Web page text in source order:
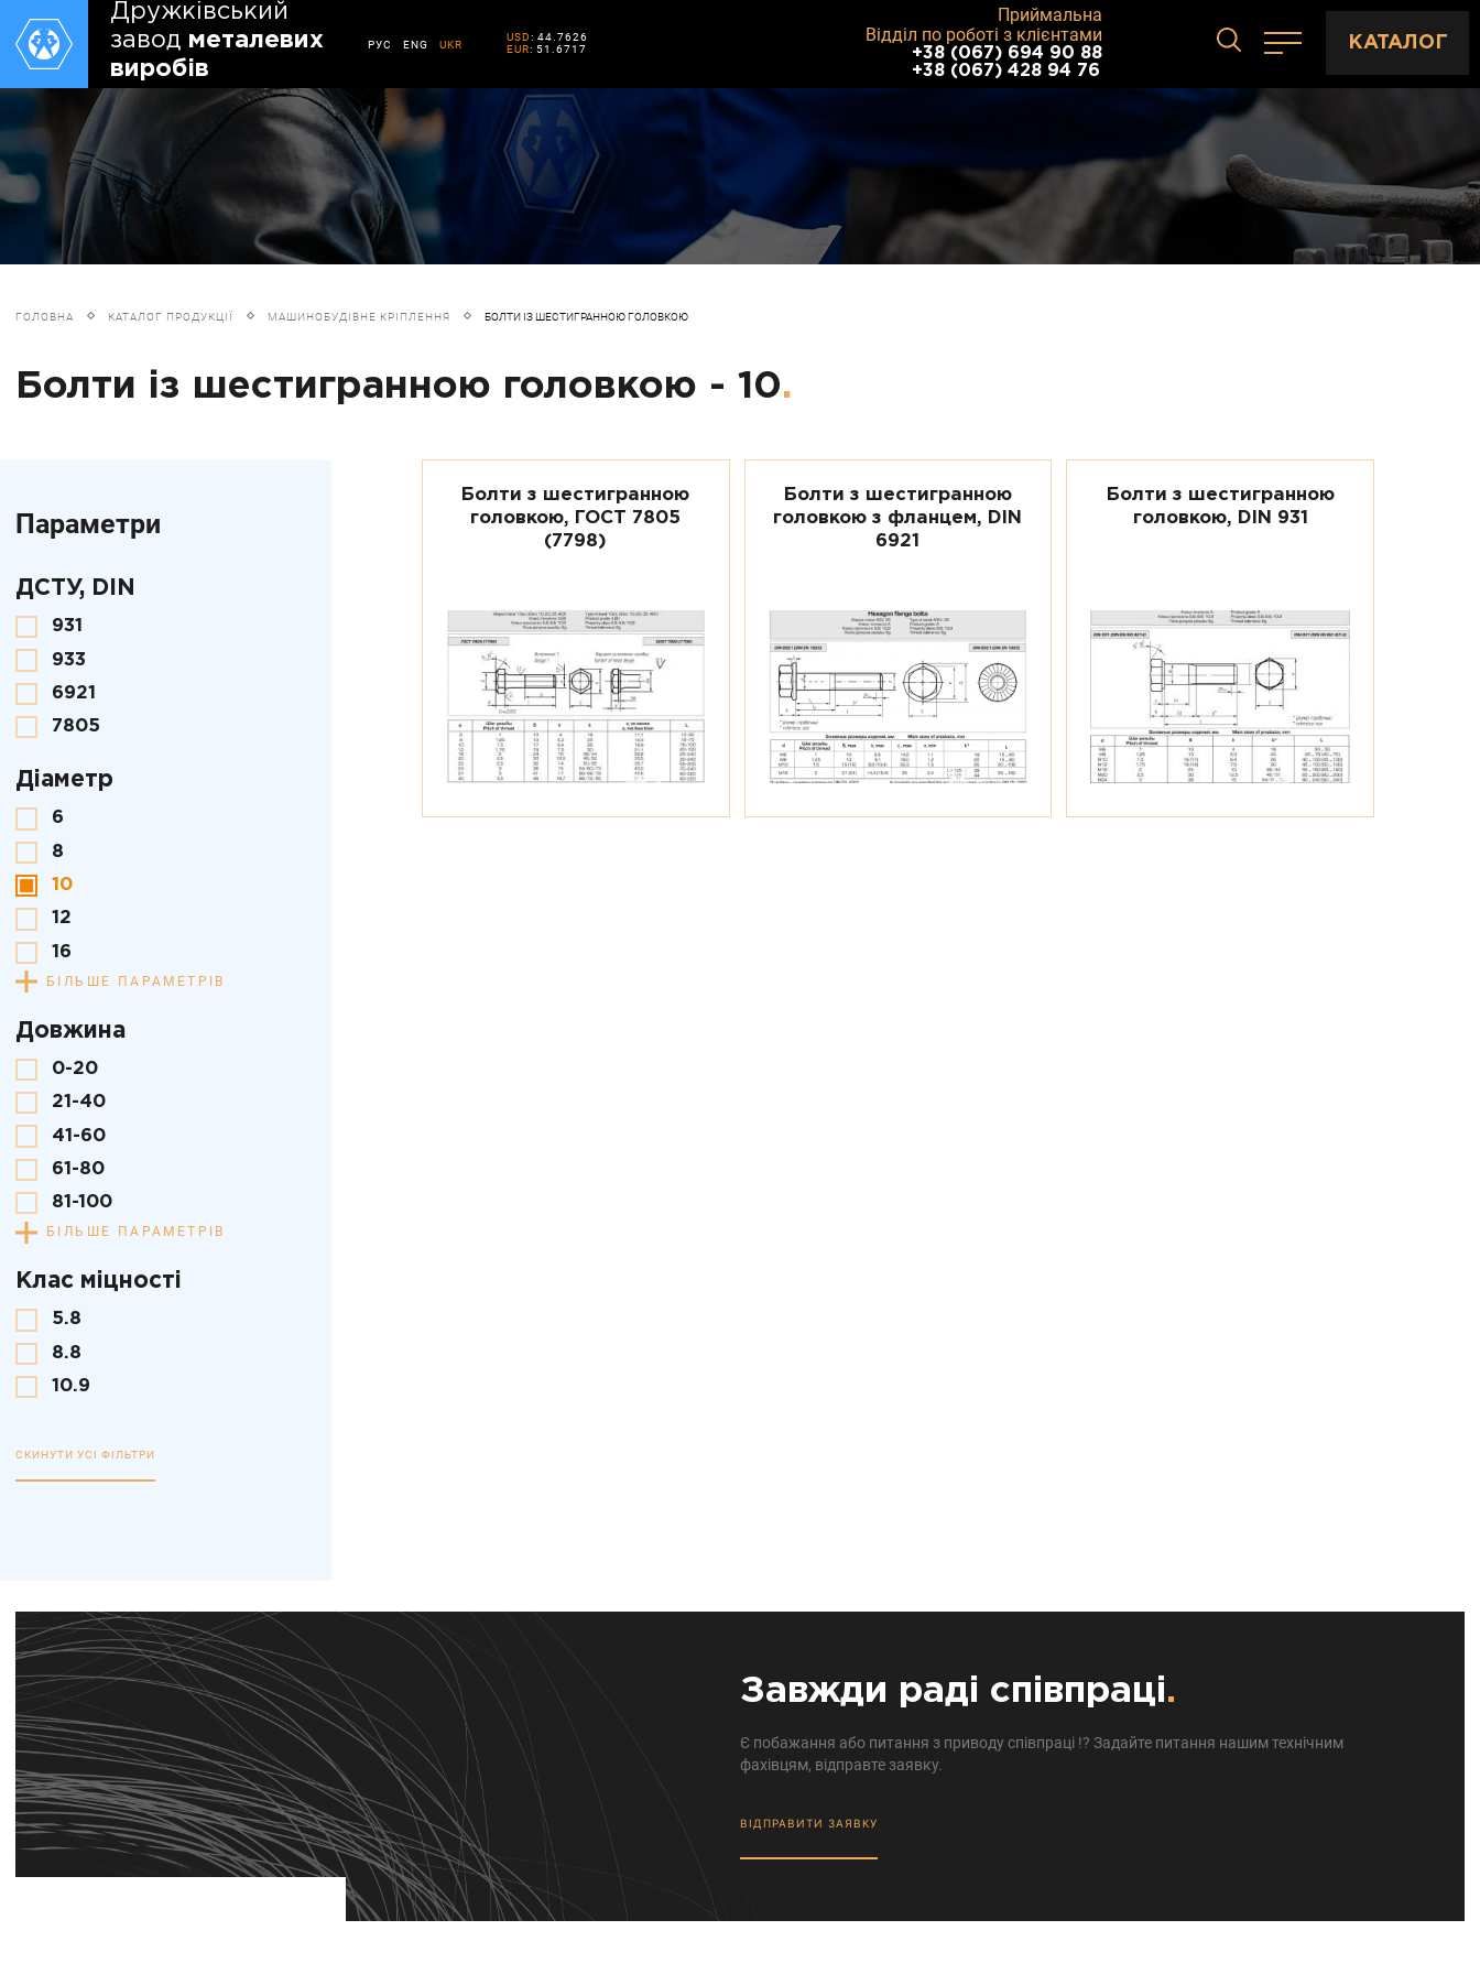
Разрешите нам отправлять уведомления о
Запретить
Powered by SendPulse
Дружківський
завод металевих
виробів
РУС ENG UKR
USD: 44.7626
EUR: 51.6717
Приймальна
Відділ по роботі з клієнтами
+38 (067) 694 90 88
+38 (067) 428 94 76
КАТАЛОГ
ГОЛОВНА КАТАЛОГ ПРОДУКЦІЇ МАШИНОБУДІВНЕ КРІПЛЕННЯ БОЛТИ ІЗ ШЕСТИГРАННОЮ ГОЛОВКОЮ
Болти із шестигранною головкою - 10.
Параметри
ДСТУ, DIN
931
933
6921
7805
Діаметр
6
8
10
12
16
БІЛЬШЕ ПАРАМЕТРІВ
Довжина
0-20
21-40
41-60
61-80
81-100
БІЛЬШЕ ПАРАМЕТРІВ
Клас міцності
5.8
8.8
10.9
СКИНУТИ УСІ ФІЛЬТРИ
Болти з шестигранною
головкою, ГОСТ 7805
(7798)
Болти з шестигранною
головкою з фланцем, DIN
6921
Болти з шестигранною
головкою, DIN 931
Завжди раді співпраці.
Є побажання або питання з приводу співпраці !? Задайте питання нашим технічним
фахівцям, відправте заявку.
ВІДПРАВИТИ ЗАЯВКУ